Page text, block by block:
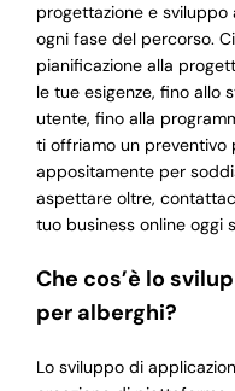
progettazione e
ogni fase del percorso.
pianificazione alla
le tue esigenze, fino allo
utente, fino alla
ti offriamo un preventivo
appositamente per
aspettare oltre,
tuo business online oggi
Che cos’è lo
per alberghi?
Lo sviluppo di